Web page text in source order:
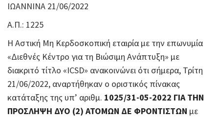
ΙΩΑΝΝΙΝΑ 21/06/2022
Α.Π.: 1225
Η Αστική Μη Κερδοσκοπική εταιρία με την επωνυμία
«Διεθνές Κέντρο για τη Βιώσιμη Ανάπτυξη» με
διακριτό τίτλο «ICSD» ανακοινώνει ότι σήμερα, Τρίτη
21/06/2022, αναρτήθηκαν ο οριστικός πίνακας
κατάταξης της υπ’ αριθμ. 1025/31-05-2022 ΓΙΑ ΤΗΝ
ΠΡΟΣΛΗΨΗ ΔΥΟ (2) ΑΤΟΜΩΝ ΔΕ ΦΡΟΝΤΙΣΤΩΝ με